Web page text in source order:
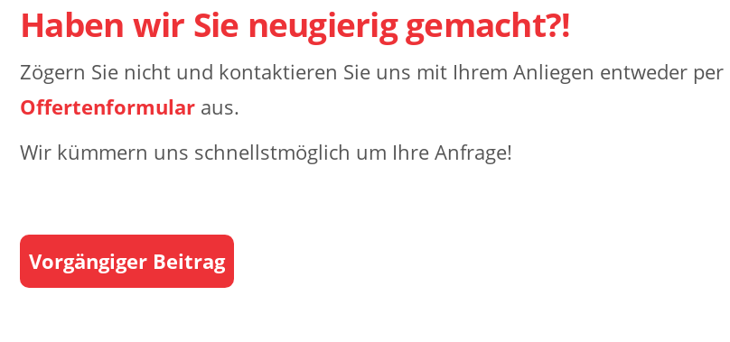
Haben wir Sie neugierig gemacht?!
Zögern Sie nicht und kontaktieren Sie uns mit Ihrem Anliegen entweder per
Offertenformular aus.
Wir kümmern uns schnellstmöglich um Ihre Anfrage!
Vorgängiger Beitrag